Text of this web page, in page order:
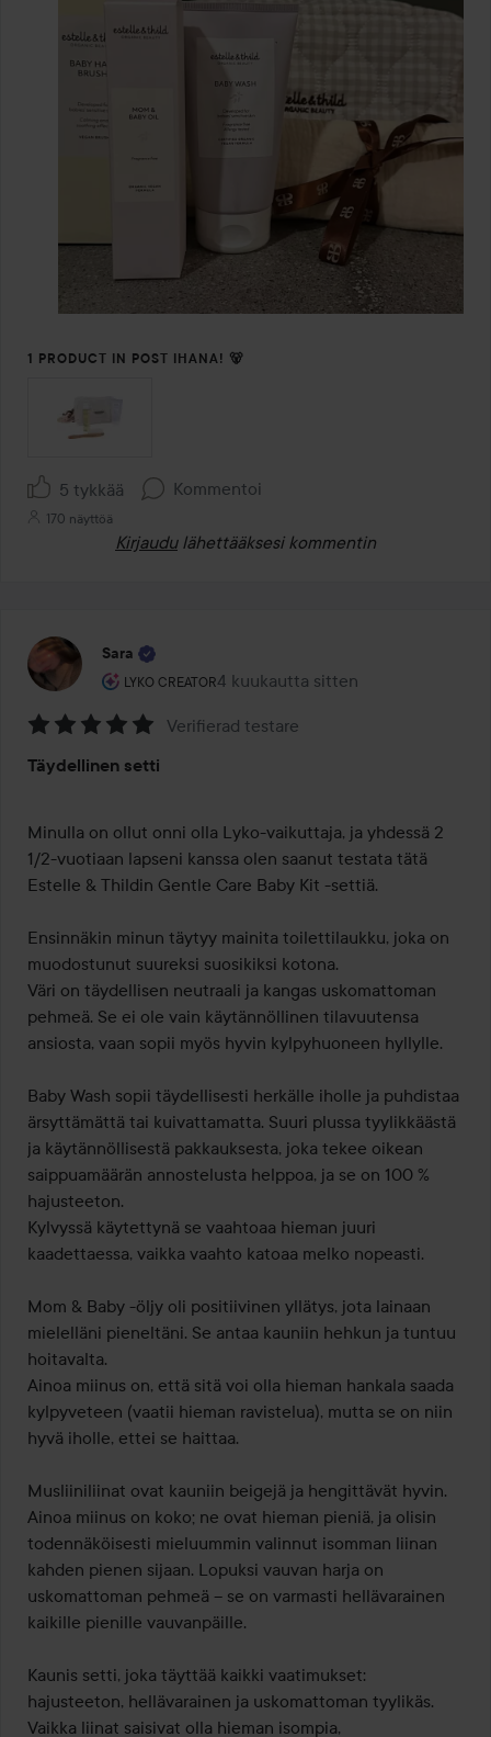
1 PRODUCT IN POST IHANA! 🐻
5 tykkää Kommentoi
170 näyttöä
Kirjaudu lähettääksesi kommentin
Sara
LYKO CREATOR
Käyttäjän rooli: Lyko Creator.
4 kuukautta sitten
Viesti luotiin 4 kuukautta sitten
5
5
Verifierad testare
Täydellinen setti
Minulla on ollut onni olla Lyko-vaikuttaja, ja yhdessä 2
1/2-vuotiaan lapseni kanssa olen saanut testata tätä
Estelle & Thildin Gentle Care Baby Kit -settiä.
Ensinnäkin minun täytyy mainita toilettilaukku, joka on
muodostunut suureksi suosikiksi kotona.
Väri on täydellisen neutraali ja kangas uskomattoman
pehmeä. Se ei ole vain käytännöllinen tilavuutensa
ansiosta, vaan sopii myös hyvin kylpyhuoneen hyllylle.
Baby Wash sopii täydellisesti herkälle iholle ja puhdistaa
ärsyttämättä tai kuivattamatta. Suuri plussa tyylikkäästä
ja käytännöllisestä pakkauksesta, joka tekee oikean
saippuamäärän annostelusta helppoa, ja se on 100 %
hajusteeton.
Kylvyssä käytettynä se vaahtoaa hieman juuri
kaadettaessa, vaikka vaahto katoaa melko nopeasti.
Mom & Baby -öljy oli positiivinen yllätys, jota lainaan
mielelläni pieneltäni. Se antaa kauniin hehkun ja tuntuu
hoitavalta.
Ainoa miinus on, että sitä voi olla hieman hankala saada
kylpyveteen (vaatii hieman ravistelua), mutta se on niin
hyvä iholle, ettei se haittaa.
Musliiniliinat ovat kauniin beigejä ja hengittävät hyvin.
Ainoa miinus on koko; ne ovat hieman pieniä, ja olisin
todennäköisesti mieluummin valinnut isomman liinan
kahden pienen sijaan. Lopuksi vauvan harja on
uskomattoman pehmeä – se on varmasti hellävarainen
kaikille pienille vauvanpäille.
Kaunis setti, joka täyttää kaikki vaatimukset:
hajusteeton, hellävarainen ja uskomattoman tyylikäs.
Vaikka liinat saisivat olla hieman isompia,